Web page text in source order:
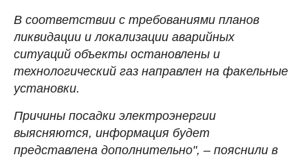
В соответствии с требованиями планов
ликвидации и локализации аварийных
ситуаций объекты остановлены и
технологический газ направлен на факельные
установки.
Причины посадки электроэнергии
выясняются, информация будет
представлена дополнительно", – пояснили в